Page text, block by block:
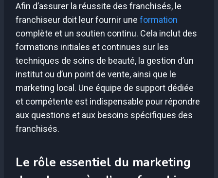
Afin d’assurer la réussite des franchisés, le
franchiseur doit leur fournir une formation
complète et un soutien continu. Cela inclut des
formations initiales et continues sur les
techniques de soins de beauté, la gestion d’un
institut ou d’un point de vente, ainsi que le
marketing local. Une équipe de support dédiée
et compétente est indispensable pour répondre
aux questions et aux besoins spécifiques des
franchisés.
Le rôle essentiel du marketing